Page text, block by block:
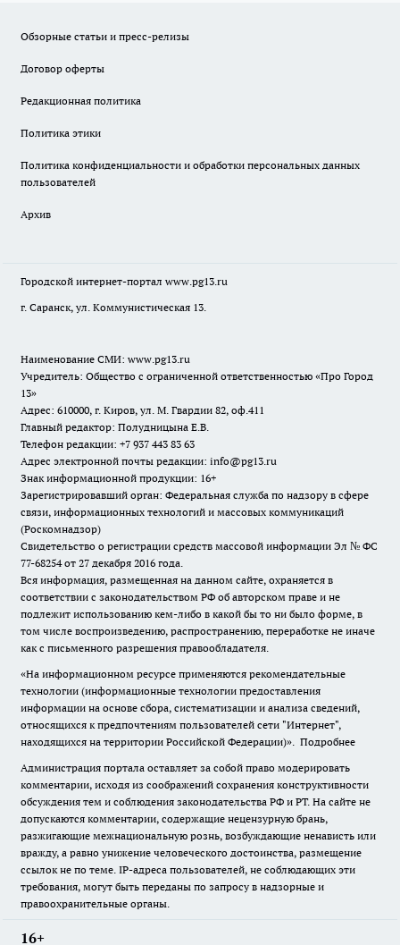
Обзорные статьи и пресс-релизы
Договор оферты
Редакционная политика
Политика этики
Политика конфиденциальности и обработки персональных данных
пользователей
Архив
Городской интернет-портал www.pg13.ru
г. Саранск, ул. Коммунистическая 13.
Наименование СМИ: www.pg13.ru
Учредитель: Общество с ограниченной ответственностью «Про Город
13»
Адрес: 610000, г. Киров, ул. М. Гвардии 82, оф.411
Главный редактор: Полудницына Е.В.
Телефон редакции: +7 937 443 83 63
Адрес электронной почты редакции: info@pg13.ru
Знак информационной продукции: 16+
Зарегистрировавший орган: Федеральная служба по надзору в сфере
связи, информационных технологий и массовых коммуникаций
(Роскомнадзор)
Свидетельство о регистрации средств массовой информации Эл № ФС
77-68254 от 27 декабря 2016 года.
Вся информация, размещенная на данном сайте, охраняется в
соответствии с законодательством РФ об авторском праве и не
подлежит использованию кем-либо в какой бы то ни было форме, в
том числе воспроизведению, распространению, переработке не иначе
как с письменного разрешения правообладателя.
«На информационном ресурсе применяются рекомендательные
технологии (информационные технологии предоставления
информации на основе сбора, систематизации и анализа сведений,
относящихся к предпочтениям пользователей сети "Интернет",
находящихся на территории Российской Федерации)». Подробнее
Администрация портала оставляет за собой право модерировать
комментарии, исходя из соображений сохранения конструктивности
обсуждения тем и соблюдения законодательства РФ и РТ. На сайте не
допускаются комментарии, содержащие нецензурную брань,
разжигающие межнациональную рознь, возбуждающие ненависть или
вражду, а равно унижение человеческого достоинства, размещение
ссылок не по теме. IP-адреса пользователей, не соблюдающих эти
требования, могут быть переданы по запросу в надзорные и
правоохранительные органы.
16+